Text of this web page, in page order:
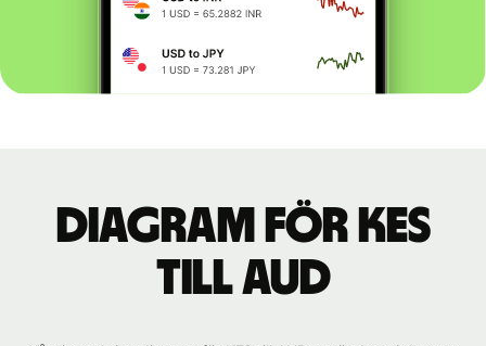
Diagram för KES
till AUD